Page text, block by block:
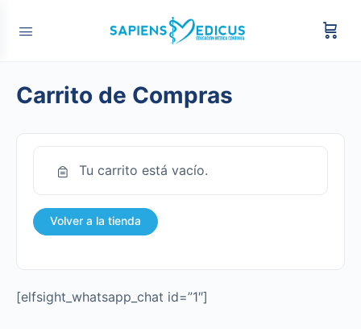
Carrito de Compras
Tu carrito está vacío.
Volver a la tienda
[elfsight_whatsapp_chat id=”1″]